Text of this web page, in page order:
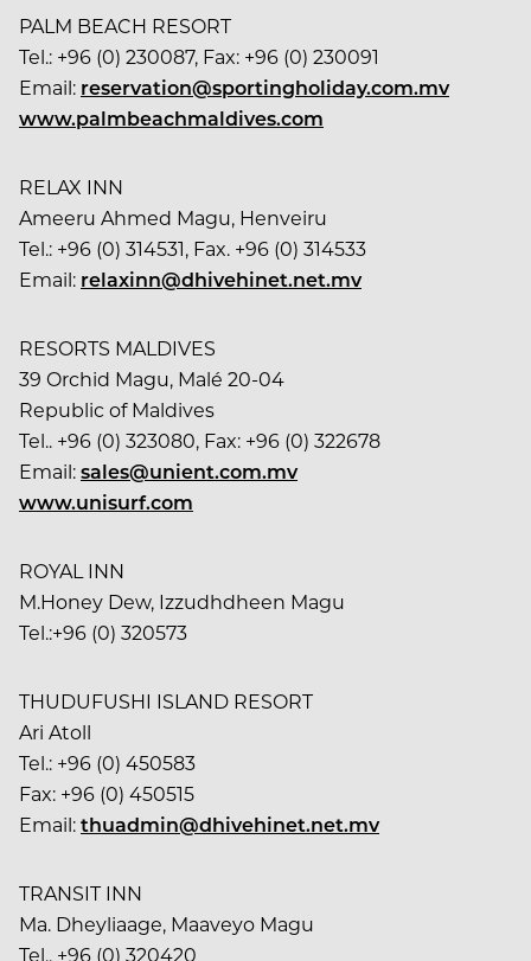
PALM BEACH RESORT
Tel.: +96 (0) 230087, Fax: +96 (0) 230091
Email: reservation@sportingholiday.com.mv
www.palmbeachmaldives.com
RELAX INN
Ameeru Ahmed Magu, Henveiru
Tel.: +96 (0) 314531, Fax. +96 (0) 314533
Email: relaxinn@dhivehinet.net.mv
RESORTS MALDIVES
39 Orchid Magu, Malé 20-04
Republic of Maldives
Tel.. +96 (0) 323080, Fax: +96 (0) 322678
Email:sales@unient.com.mv
www.unisurf.com
ROYAL INN
M.Honey Dew, Izzudhdheen Magu
Tel.:+96 (0) 320573
THUDUFUSHI ISLAND RESORT
Ari Atoll
Tel.: +96 (0) 450583
Fax: +96 (0) 450515
Email:thuadmin@dhivehinet.net.mv
TRANSIT INN
Ma. Dheyliaage, Maaveyo Magu
Tel.. +96 (0) 320420